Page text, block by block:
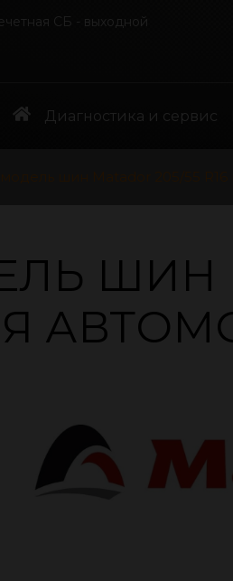
СБ - выходной
Диагностика и сервис
ШИН